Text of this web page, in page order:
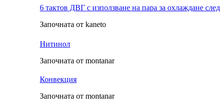
6 тактов ДВГ с използване на пара за охлаждане
Започната от kaneto
Нитинол
Започната от montanar
Конвекция
Започната от montanar